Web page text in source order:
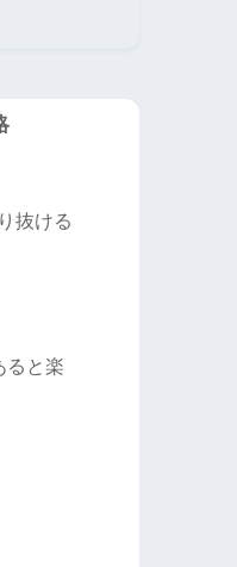
抜ける
ると楽